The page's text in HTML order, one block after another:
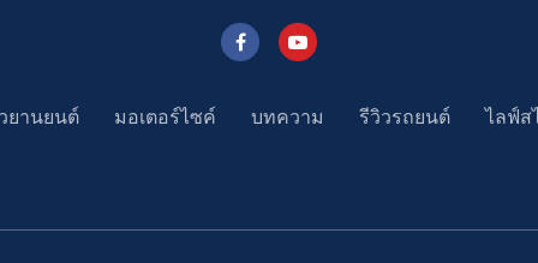
ยานยนต์ มอเตอร์ไซค์ บทความ รีวิวรถยนต์ ไลฟ์ส